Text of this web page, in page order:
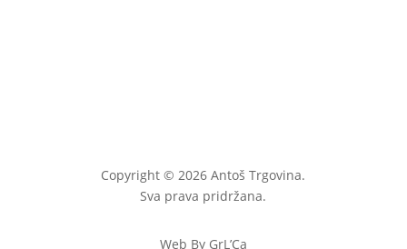
Copyright © 2026 Antoš Trgovina.
Sva prava pridržana.
Web By GrL’Ca